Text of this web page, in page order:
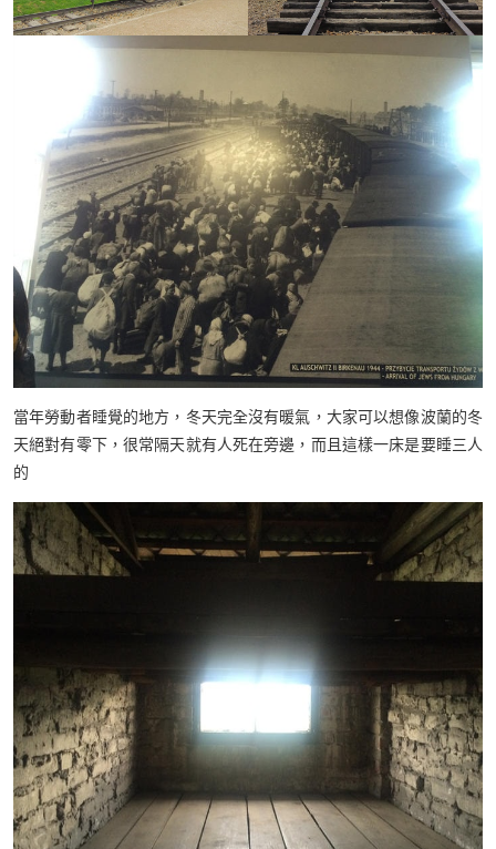
當年勞動者睡覺的地方，冬天完全沒有暖氣，大家可以想像波蘭的冬
天絕對有零下，很常隔天就有人死在旁邊，而且這樣一床是要睡三人
的